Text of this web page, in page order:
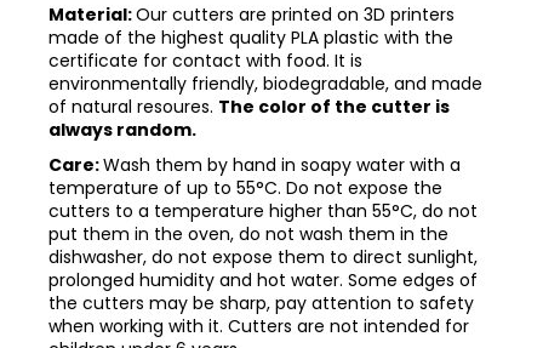
Material:Our cutters are printed on 3D printers
made of the highest quality PLA plastic with the
certificate for contact with food. It is
environmentally friendly, biodegradable, and made
of natural resoures. The color of the cutter is
always random.
Care:Wash them by hand in soapy water with a
temperature of up to 55°C. Do not expose the
cutters to a temperature higher than 55°C, do not
put them in the oven, do not wash them in the
dishwasher, do not expose them to direct sunlight,
prolonged humidity and hot water. Some edges of
the cutters may be sharp, pay attention to safety
when working with it. Cutters are not intended for